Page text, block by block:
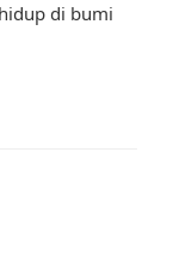
di bumi